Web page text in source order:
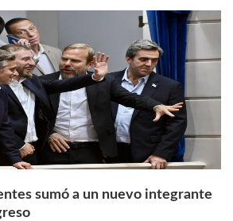
sumó a un nuevo integrante